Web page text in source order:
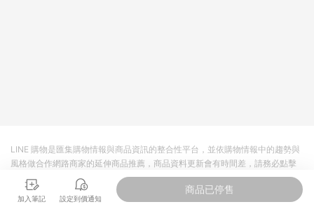
加入筆記 設定到價通知
商品已停售
LINE 購物是匯集購物情報與商品資訊的整合性平台，並依購物情報中的趨勢與
風格做合作網路商家的延伸商品推薦，商品資料更新會有時間差，請務必點擊
商品至各合作網路商家，確認現售價與購物條件，一切資訊以合作廠商網頁為
準。